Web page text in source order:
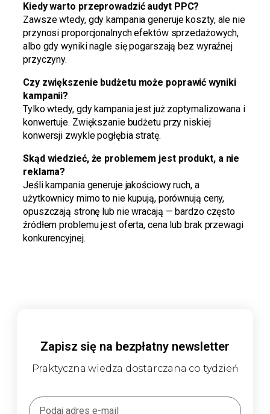
Kiedy warto przeprowadzić audyt PPC?
Zawsze wtedy, gdy kampania generuje koszty, ale nie
przynosi proporcjonalnych efektów sprzedażowych,
albo gdy wyniki nagle się pogarszają bez wyraźnej
przyczyny.
Czy zwiększenie budżetu może poprawić wyniki
kampanii?
Tylko wtedy, gdy kampania jest już zoptymalizowana i
konwertuje. Zwiększanie budżetu przy niskiej
konwersji zwykle pogłębia stratę.
Skąd wiedzieć, że problemem jest produkt, a nie
reklama?
Jeśli kampania generuje jakościowy ruch, a
użytkownicy mimo to nie kupują, porównują ceny,
opuszczają stronę lub nie wracają — bardzo często
źródłem problemu jest oferta, cena lub brak przewagi
konkurencyjnej.
Zapisz się na bezpłatny newsletter
Praktyczna wiedza dostarczana co tydzień